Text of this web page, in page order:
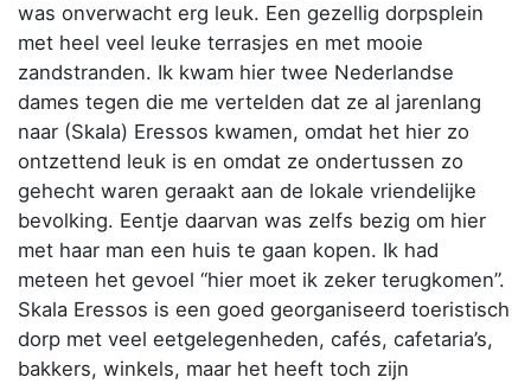
was onverwacht erg leuk. Een gezellig dorpsplein
met heel veel leuke terrasjes en met mooie
zandstranden. Ik kwam hier twee Nederlandse
dames tegen die me vertelden dat ze al jarenlang
naar (Skala) Eressos kwamen, omdat het hier zo
ontzettend leuk is en omdat ze ondertussen zo
gehecht waren geraakt aan de lokale vriendelijke
bevolking. Eentje daarvan was zelfs bezig om hier
met haar man een huis te gaan kopen. Ik had
meteen het gevoel “hier moet ik zeker terugkomen”.
Skala Eressos is een goed georganiseerd toeristisch
dorp met veel eetgelegenheden, cafés, cafetaria’s,
bakkers, winkels, maar het heeft toch zijn